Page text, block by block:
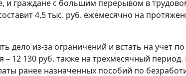
и граждане с большим перерывом в
4,5 тыс. руб. ежемесячно на
из-за ограничений и встать на учет
12 130 руб. также на трехмесячный
ранее назначенных пособий по